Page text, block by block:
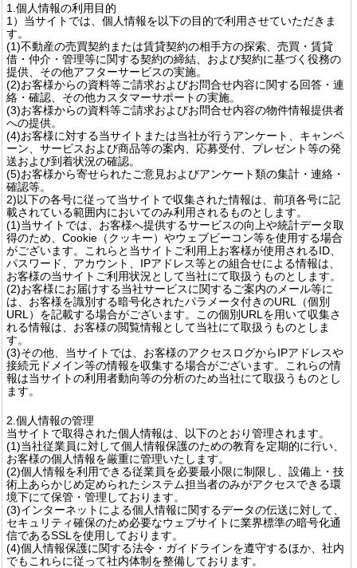
1.個人情報の利用目的
1）当サイトでは、個人情報を以下の目的で利用させていただきま
す。
(1)不動産の売買契約または賃貸契約の相手方の探索、売買・賃貸
借・仲介・管理等に関する契約の締結、および契約に基づく役務の
提供、その他アフターサービスの実施。
(2)お客様からの資料等ご請求およびお問合せ内容に関する回答・連
絡・確認、その他カスタマーサポートの実施。
(3)お客様からの資料等ご請求およびお問合せ内容の物件情報提供者
への提供。
(4)お客様に対する当サイトまたは当社が行うアンケート、キャンペ
ーン、サービスおよび商品等の案内、応募受付、プレゼント等の発
送および到着状況の確認。
(5)お客様から寄せられたご意見およびアンケート類の集計・連絡・
確認等。
2)以下の各号に従って当サイトで収集された情報は、前項各号に記
載されている範囲内においてのみ利用されるものとします。
(1)当サイトでは、お客様へ提供するサービスの向上や統計データ取
得のため、Cookie（クッキー）やウェブビーコン等を使用する場合
がございます。これらと当サイトご利用上お客様が使用されるID、
パスワード、アカウント、IPアドレス等との組合せによる情報は、
お客様の当サイトご利用状況として当社にて取扱うものとします。
(2)お客様にお届けする当社サービスに関するご案内のメール等に
は、お客様を識別する暗号化されたパラメータ付きのURL（個別
URL）を記載する場合がございます。この個別URLを用いて収集さ
れる情報は、お客様の閲覧情報として当社にて取扱うものとしま
す。
(3)その他、当サイトでは、お客様のアクセスログからIPアドレスや
接続元ドメイン等の情報を収集する場合がございます。これらの情
報は当サイトの利用者動向等の分析のため当社にて取扱うものとし
ます。
2.個人情報の管理
当サイトで取得された個人情報は、以下のとおり管理されます。
(1)当社従業員に対して個人情報保護のための教育を定期的に行い、
お客様の個人情報を厳重に管理いたします。
(2)個人情報を利用できる従業員を必要最小限に制限し、設備上・技
術上あらかじめ定められたシステム担当者のみがアクセスできる環
境下にて保管・管理しております。
(3)インターネットによる個人情報に関するデータの伝送に対して、
セキュリティ確保のため必要なウェブサイトに業界標準の暗号化通
信であるSSLを使用しております。
(4)個人情報保護に関する法令・ガイドラインを遵守するほか、社内
でもこれらに従って社内体制を整備しております。